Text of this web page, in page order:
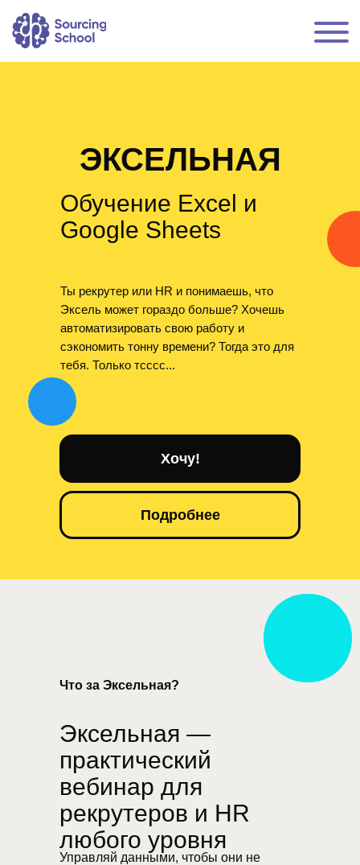
Подробнее
Хочу!
ЭКСЕЛЬНАЯ
Ты рекрутер или HR и понимаешь, что
Эксель может гораздо больше? Хочешь
автоматизировать свою работу и
сэкономить тонну времени? Тогда это для
тебя. Только тсссс...
Обучение Excel и
Google Sheets
Что за Эксельная?
Эксельная —
практический
вебинар для
рекрутеров и HR
любого уровня
Управляй данными, чтобы они не